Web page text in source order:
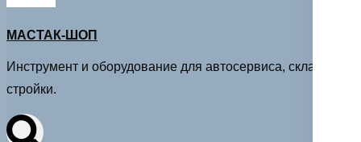
МАСТАК-ШОП
Инструмент и оборудование для автосервиса, склада и
стройки.